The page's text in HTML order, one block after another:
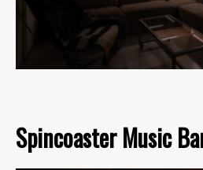
Spincoaster Music